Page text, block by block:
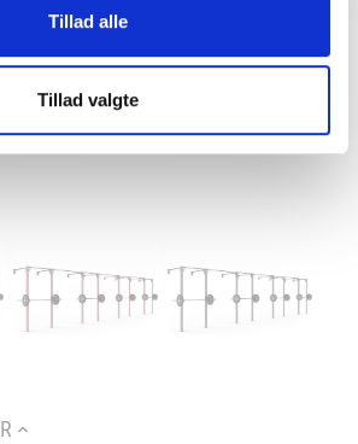
Tillad alle
Tillad valgte